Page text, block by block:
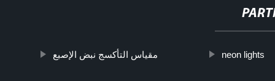
مقياس التأكسج نبض الإصبع neon lights